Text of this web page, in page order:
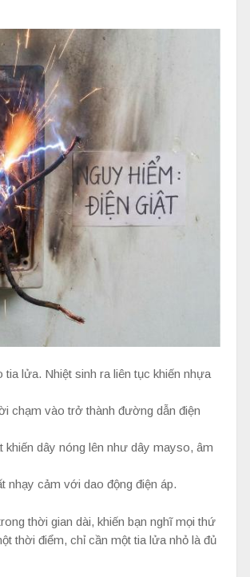
lửa. Nhiệt sinh ra liên tục khiến nhựa
chạm vào trở thành đường dẫn điện
khiến dây nóng lên như dây mayso, âm
nhạy cảm với dao động điện áp.
thời gian dài, khiến bạn nghĩ mọi thứ
thời điểm, chỉ cần một tia lửa nhỏ là đủ